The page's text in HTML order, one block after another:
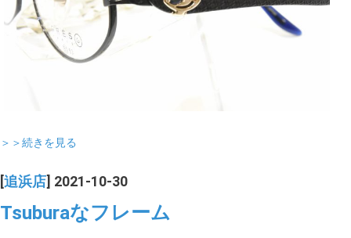
＞＞続きを見る
[追浜店] 2021-10-30
Tsuburaなフレーム